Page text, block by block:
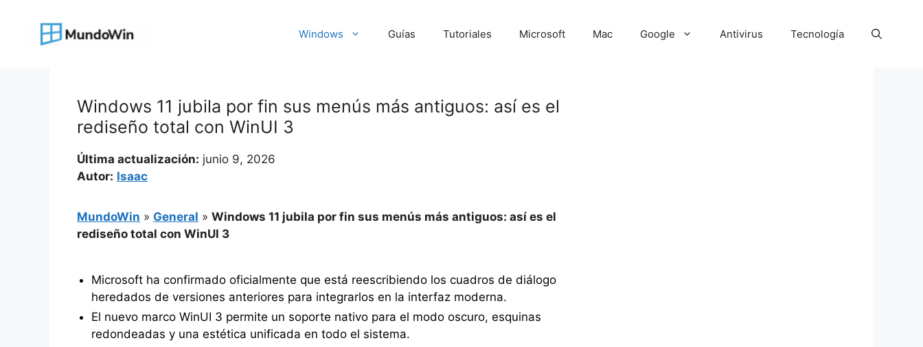
contenido
Windows Guías Tutoriales Microsoft Mac Google Antivirus Tecnología
Windows 11 jubila por fin sus menús más antiguos: así es el
rediseño total con WinUI 3
Última actualización: junio 9, 2026
Autor: Isaac
MundoWin » General » Windows 11 jubila por fin sus menús más antiguos: así es el
rediseño total con WinUI 3
Microsoft ha confirmado oficialmente que está reescribiendo los cuadros de diálogo
heredados de versiones anteriores para integrarlos en la interfaz moderna.
El nuevo marco WinUI 3 permite un soporte nativo para el modo oscuro, esquinas
redondeadas y una estética unificada en todo el sistema.